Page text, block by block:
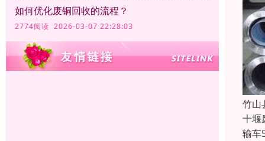
如何优化废铜回收的流程？
2774阅读 2026-03-07 22:28:03
竹山
十堰
输车